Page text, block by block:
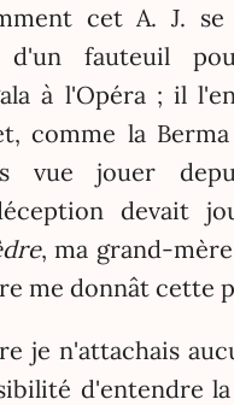
cet A. J. se
d'un fauteuil
à l'Opéra ; il
comme la
vue jouer
devait
, ma grand-
me donnât cette
je n'attachais
d'entendre la